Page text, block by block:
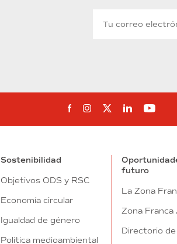
Síguenos en
Síguenos en
Síguenos en
Síguenos
Sostenibilidad
Objetivos ODS y RSC
Economía circular
Igualdad de género
Política medioambiental
futuro
La Zona
Zona Franca
Directorio